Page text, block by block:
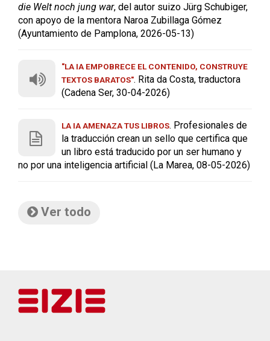
die Welt noch jung war, del autor suizo Jürg Schubiger,
con apoyo de la mentora Naroa Zubillaga Gómez
(Ayuntamiento de Pamplona, 2026-05-13)
"LA IA EMPOBRECE EL CONTENIDO, CONSTRUYE
TEXTOS BARATOS". Rita da Costa, traductora
(Cadena Ser, 30-04-2026)
LA IA AMENAZA TUS LIBROS. Profesionales de
la traducción crean un sello que certifica que
un libro está traducido por un ser humano y
no por una inteligencia artificial (La Marea, 08-05-2026)
Ver todo